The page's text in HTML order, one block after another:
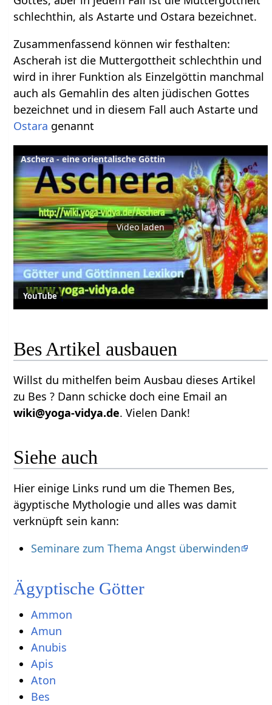
schlechthin, als Astarte und Ostara bezeichnet.
Zusammenfassend können wir festhalten:
Ascherah ist die Muttergottheit schlechthin und
wird in ihrer Funktion als Einzelgöttin manchmal
auch als Gemahlin des alten jüdischen Gottes
bezeichnet und in diesem Fall auch Astarte und
Ostara genannt
Aschera - eine orientalische Göttin
Video laden
YouTube
Bes Artikel ausbauen
Willst du mithelfen beim Ausbau dieses Artikel
zu Bes ? Dann schicke doch eine Email an
wiki@yoga-vidya.de. Vielen Dank!
Siehe auch
Hier einige Links rund um die Themen Bes,
ägyptische Mythologie und alles was damit
verknüpft sein kann:
Seminare zum Thema Angst überwinden
Ägyptische Götter
Ammon
Amun
Anubis
Apis
Aton
Bes